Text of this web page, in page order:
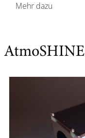
Mehr dazu
AtmoSHINE